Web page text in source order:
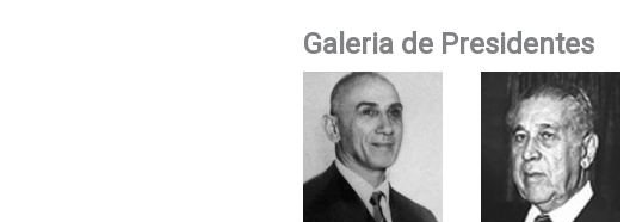
Galeria de Presidentes